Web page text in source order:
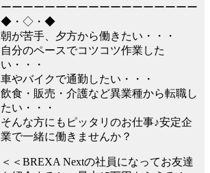
ーーーーーーーーーーーーーーーーーー
◆・◇・◆
朝が苦手、夕方から働きたい・・・
自分のペースでコツコツ作業した
い・・・
車やバイクで通勤したい・・・
飲食・販売・介護など異業種から転職し
たい・・・
そんな方にもピッタリのお仕事♪安定企
業で一緒に働きませんか？
＜＜BREXA Nextの社員になってお友達